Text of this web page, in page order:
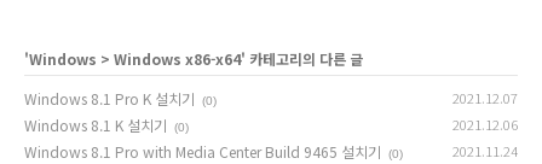
'Windows > Windows x86-x64' 카테고리의 다른 글
Windows 8.1 Pro K 설치기
(0) 2021.12.07
Windows 8.1 K 설치기 (0) 2021.12.06
Windows 8.1 Pro with Media Center Build 9465 설치기 (0) 2021.11.24